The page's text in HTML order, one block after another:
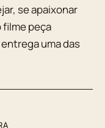
se apaixonar
filme peça
uma das